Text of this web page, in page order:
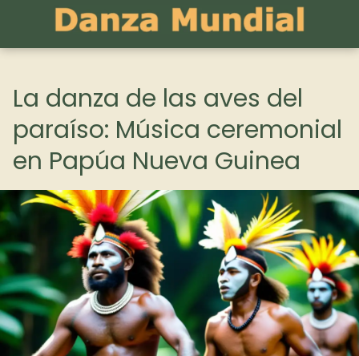
La danza de las aves del
paraíso: Música ceremonial
en Papúa Nueva Guinea